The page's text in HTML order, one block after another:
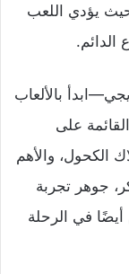
يؤدي اللعب
الدائم.
بالألعاب
على
الكحول، والأهم
جوهر تجربة
في الرحلة